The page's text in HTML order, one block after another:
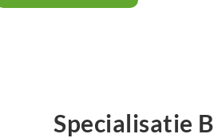
Specialisatie